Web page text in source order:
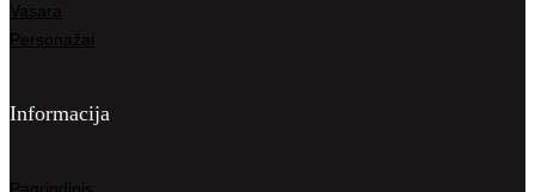
Vasara
Personažai
Informacija